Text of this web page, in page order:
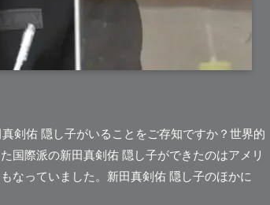
剣佑 隠し子がいることをご存知ですか？世界的
国際派の新田真剣佑 隠し子ができたのはアメリ
なっていました。新田真剣佑 隠し子のほかに